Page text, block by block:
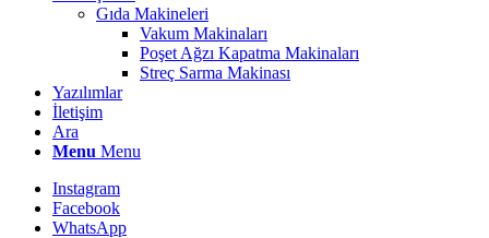
Gıda Makineleri
Vakum Makinaları
Poşet Ağzı Kapatma Makinaları
Streç Sarma Makinası
Yazılımlar
İletişim
Ara
Menu Menu
Instagram
Facebook
WhatsApp